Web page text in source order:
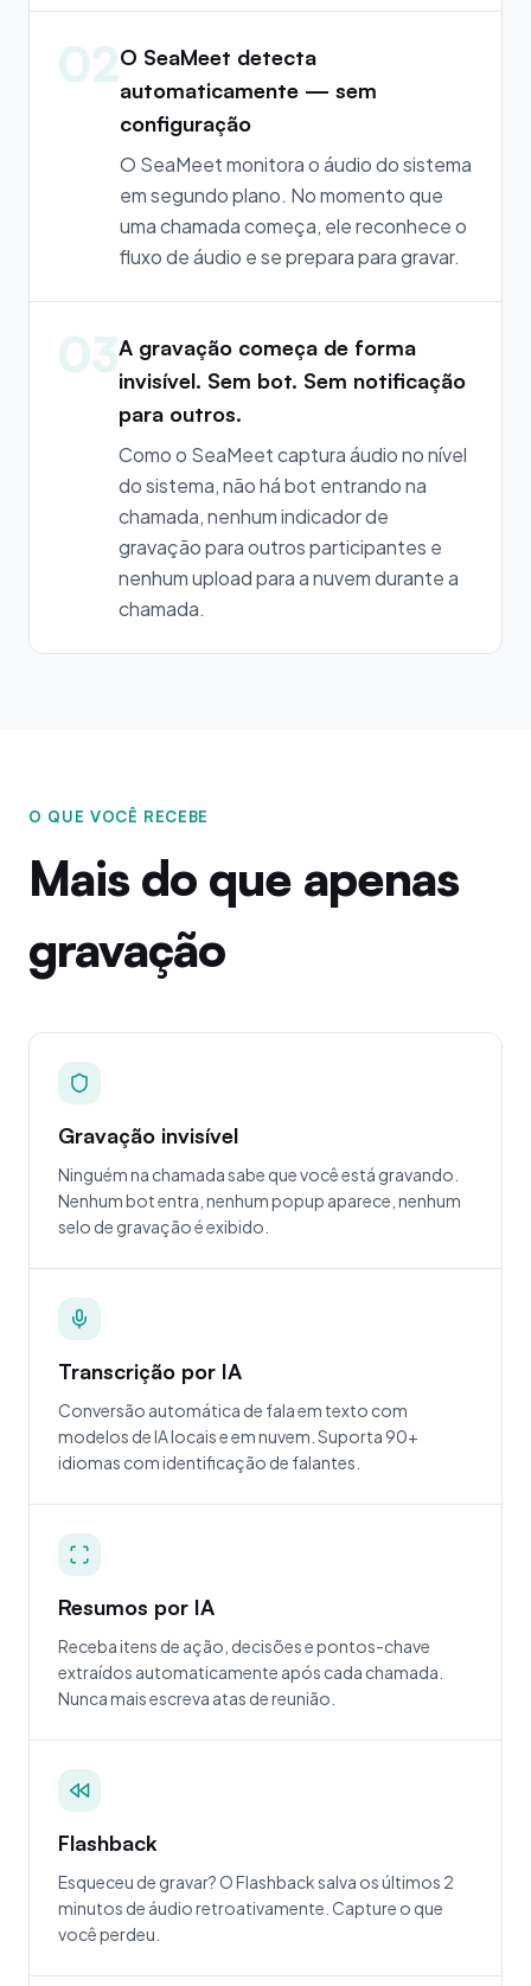
02O SeaMeet detecta
automaticamente — sem
configuração
O SeaMeet monitora o áudio do sistema
em segundo plano. No momento que
uma chamada começa, ele reconhece o
fluxo de áudio e se prepara para gravar.
03A gravação começa de forma
invisível. Sem bot. Sem notificação
para outros.
Como o SeaMeet captura áudio no nível
do sistema, não há bot entrando na
chamada, nenhum indicador de
gravação para outros participantes e
nenhum upload para a nuvem durante a
chamada.
O QUE VOCÊ RECEBE
Mais do que apenas
gravação
Gravação invisível
Ninguém na chamada sabe que você está gravando.
Nenhum bot entra, nenhum popup aparece, nenhum
selo de gravação é exibido.
Transcrição por IA
Conversão automática de fala em texto com
modelos de IA locais e em nuvem. Suporta 90+
idiomas com identificação de falantes.
Resumos por IA
Receba itens de ação, decisões e pontos-chave
extraídos automaticamente após cada chamada.
Nunca mais escreva atas de reunião.
Flashback
Esqueceu de gravar? O Flashback salva os últimos 2
minutos de áudio retroativamente. Capture o que
você perdeu.